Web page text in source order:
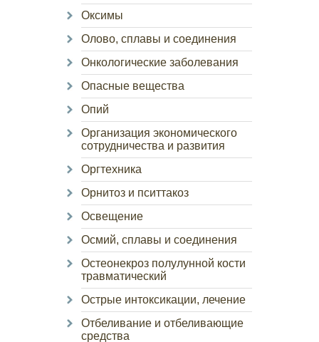
Оксимы
Олово, сплавы и соединения
Онкологические заболевания
Опасные вещества
Опий
Организация экономического
сотрудничества и развития
Оргтехника
Орнитоз и пситтакоз
Освещение
Осмий, сплавы и соединения
Остеонекроз полулунной кости
травматический
Острые интоксикации, лечение
Отбеливание и отбеливающие
средства